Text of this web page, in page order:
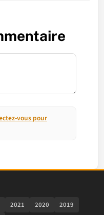
vous pour
2021 2020
2019